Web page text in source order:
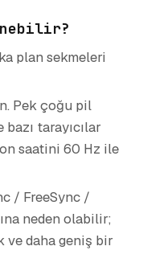
plan sekmeleri
Pek çoğu pil
tarayıcılar
saatini 60 Hz ile
/ FreeSync /
neden olabilir;
ve daha geniş bir